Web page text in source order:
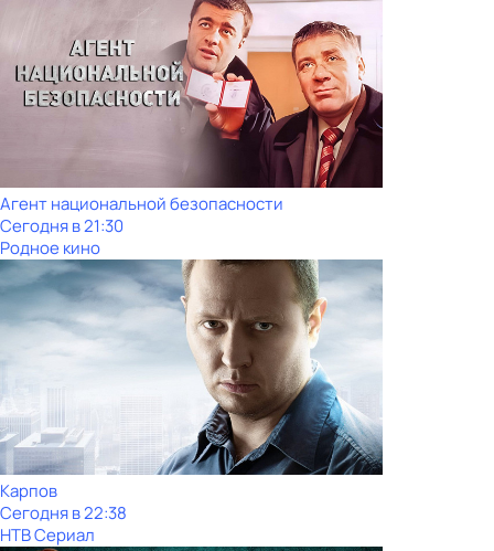
Агент национальной безопасности
Сегодня в 21:30
Родное кино
Карпов
Сегодня в 22:38
НТВ Сериал